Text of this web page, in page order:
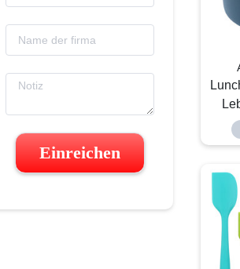
Einreichen